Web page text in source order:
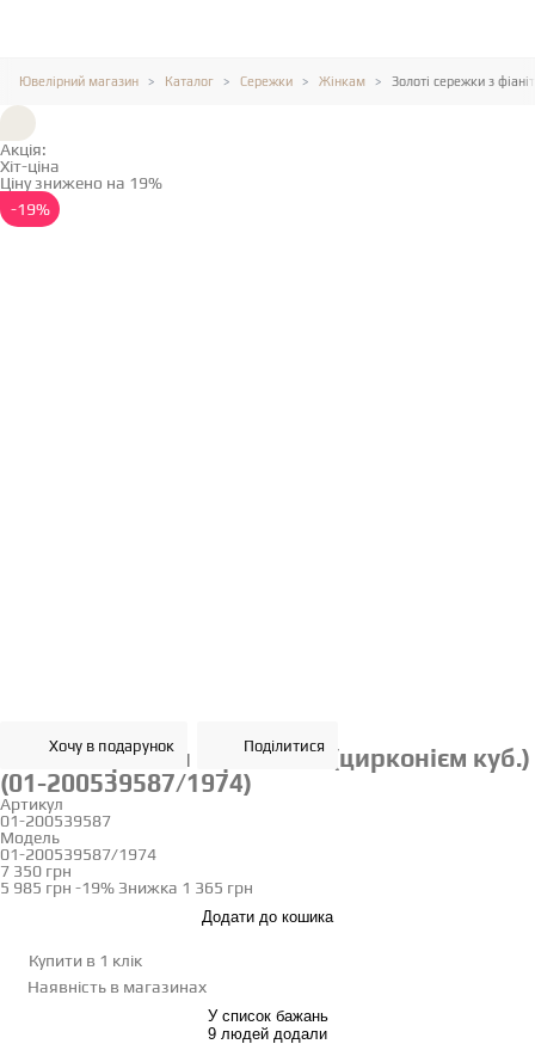
Ювелірний магазин Каталог Сережки Жінкам Золоті сережки з
Акція:
Хіт-ціна
Ціну знижено на 19%
-19%
Хочу в подарунок Поділитися
Золоті сережки з фіанітом (цирконієм куб.)
(01-200539587/1974)
Артикул
01-200539587
Модель
01-200539587/1974
7 350 грн
5 985 грн -19% Знижка 1 365 грн
Додати до кошика
Купити в 1 клік
Наявність в магазинах
У список бажань
9 людей додали